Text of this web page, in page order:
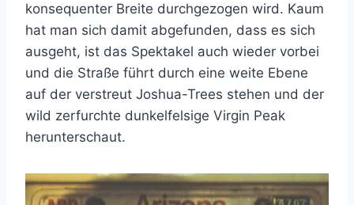
konsequenter Breite durchgezogen wird. Kaum
hat man sich damit abgefunden, dass es sich
ausgeht, ist das Spektakel auch wieder vorbei
und die Straße führt durch eine weite Ebene
auf der verstreut Joshua-Trees stehen und der
wild zerfurchte dunkelfelsige Virgin Peak
herunterschaut.